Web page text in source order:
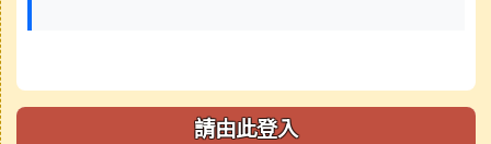
請由此登入